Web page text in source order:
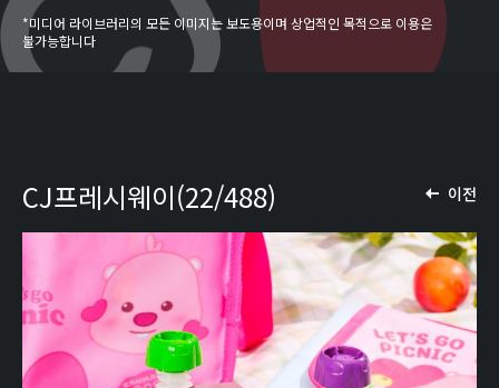
*미디어 라이브러리의 모든 이미지는 보도용이며 상업적인 목적으로 이용은
불가능합니다
이전
CJ프레시웨이(22/488)